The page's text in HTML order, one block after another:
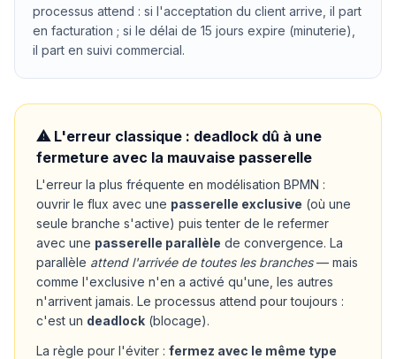
processus attend : si l'acceptation du client arrive, il part
en facturation ; si le délai de 15 jours expire (minuterie),
il part en suivi commercial.
⚠ L'erreur classique : deadlock dû à une
fermeture avec la mauvaise passerelle
L'erreur la plus fréquente en modélisation BPMN :
ouvrir le flux avec une passerelle exclusive (où une
seule branche s'active) puis tenter de le refermer
avec une passerelle parallèle de convergence. La
parallèle attend l'arrivée de toutes les branches— mais
comme l'exclusive n'en a activé qu'une, les autres
n'arrivent jamais. Le processus attend pour toujours :
c'est un deadlock (blocage).
La règle pour l'éviter : fermez avec le même type